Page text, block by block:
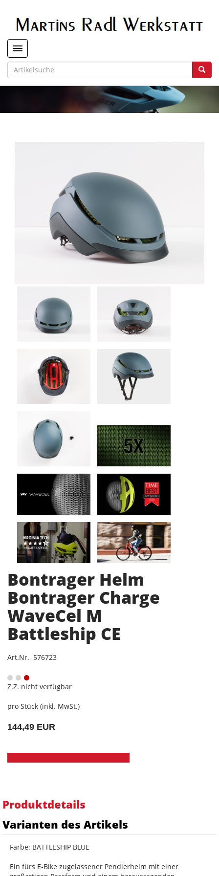
Toggle navigation
Bontrager Helm
Bontrager Charge
WaveCel M
Battleship CE
Art.Nr. 576723
Z.Z. nicht verfügbar
pro Stück (inkl. MwSt.)
144,49 EUR
Produktdetails
Varianten des Artikels
Farbe: BATTLESHIP BLUE
Ein fürs E-Bike zugelassener Pendlerhelm mit einer